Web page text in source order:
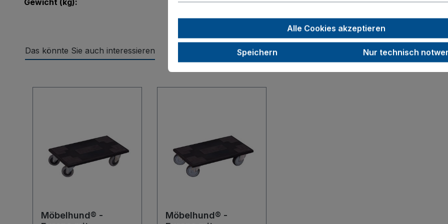
Gewicht (kg):
4,5
Das könnte Sie auch interessieren
Möbelhund® -
Möbelhund® -
Alle Cookies akzeptieren
Speichern Nur technisch